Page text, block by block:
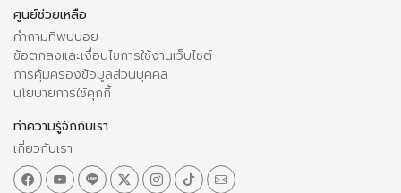
ศูนย์ช่วยเหลือ
คำถามที่พบบ่อย
ข้อตกลงและเงื่อนไขการใช้งานเว็บไซต์
การคุ้มครองข้อมูลส่วนบุคคล
นโยบายการใช้คุกกี้
ทำความรู้จักกับเรา
เกี่ยวกับเรา